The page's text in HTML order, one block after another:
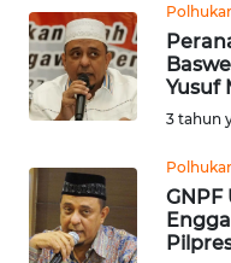
Yusuf
3 tahun
GNPF
EKUIN
SAINS-TEKNO
INTERNASIONAL